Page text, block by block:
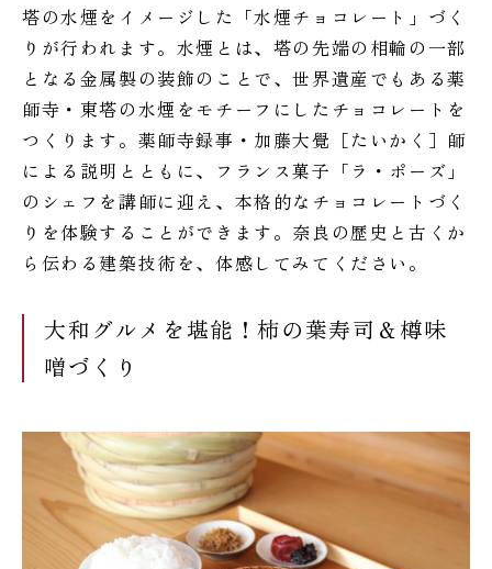
塔の水煙をイメージした「水煙チョコレート」づく
りが行われます。水煙とは、塔の先端の相輪の一部
となる金属製の装飾のことで、世界遺産でもある薬
師寺・東塔の水煙をモチーフにしたチョコレートを
つくります。薬師寺録事・加藤大覺［たいかく］師
による説明とともに、フランス菓子「ラ・ポーズ」
のシェフを講師に迎え、本格的なチョコレートづく
りを体験することができます。奈良の歴史と古くか
ら伝わる建築技術を、体感してみてください。
大和グルメを堪能！柿の葉寿司＆樽味
噌づくり